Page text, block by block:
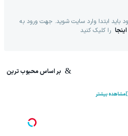
باید ابتدا وارد سایت شوید. جهت ورود به
اینجا را کلیک کنید
بر اساس محبوب ترین
مشاهده بیشتر